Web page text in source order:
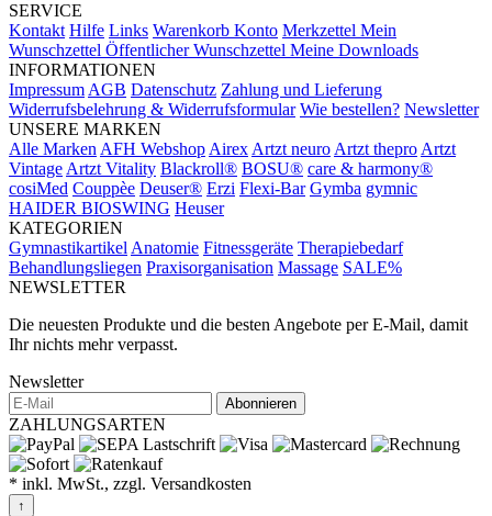
SERVICE
Kontakt Hilfe Links Warenkorb Konto Merkzettel Mein
Wunschzettel Öffentlicher Wunschzettel Meine Downloads
INFORMATIONEN
Impressum AGB Datenschutz Zahlung und Lieferung
Widerrufsbelehrung & Widerrufsformular Wie bestellen? Newsletter
UNSERE MARKEN
Alle Marken AFH Webshop Airex Artzt neuro Artzt thepro Artzt
Vintage Artzt Vitality Blackroll® BOSU® care & harmony®
cosiMed Couppèe Deuser® Erzi Flexi-Bar Gymba gymnic
HAIDER BIOSWING Heuser
KATEGORIEN
Gymnastikartikel Anatomie Fitnessgeräte Therapiebedarf
Behandlungsliegen Praxisorganisation Massage SALE%
NEWSLETTER
Die neuesten Produkte und die besten Angebote per E-Mail, damit
Ihr nichts mehr verpasst.
Newsletter
Abonnieren
ZAHLUNGSARTEN
* inkl. MwSt., zzgl. Versandkosten
↑